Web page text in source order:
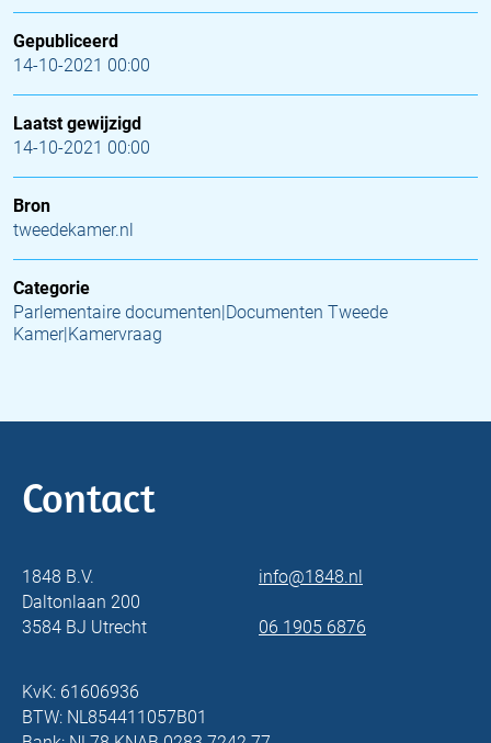
Gepubliceerd
14-10-2021 00:00
Laatst gewijzigd
14-10-2021 00:00
Bron
tweedekamer.nl
Categorie
Parlementaire documenten|Documenten Tweede
Kamer|Kamervraag
Contact
1848 B.V.
Daltonlaan 200
3584 BJ Utrecht
info@1848.nl
06 1905 6876
KvK: 61606936
BTW: NL854411057B01